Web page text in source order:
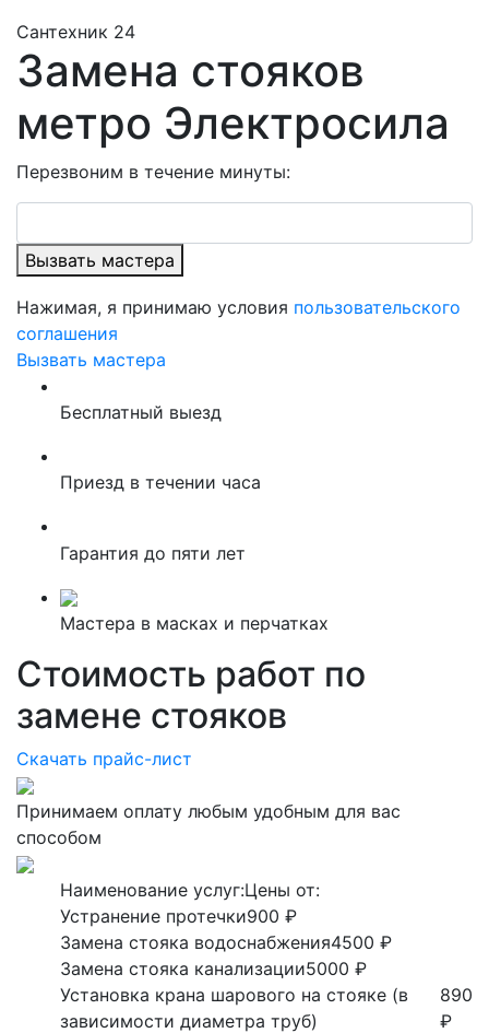
Сантехник 24
Замена стояков
метро Электросила
Перезвоним в течение минуты:
Вызвать мастера
Нажимая, я принимаю условия пользовательского
соглашения
Вызвать мастера
Бесплатный выезд
Приезд в течении часа
Гарантия до пяти лет
Мастера в масках и перчатках
Стоимость работ по
замене стояков
Скачать прайс-лист
Принимаем оплату любым удобным для вас
способом
Наименование услуг:Цены от:
Устранение протечки900 ₽
Замена стояка водоснабжения4500 ₽
Замена стояка канализации5000 ₽
Установка крана шарового на стояке (в
зависимости диаметра труб)
890
₽